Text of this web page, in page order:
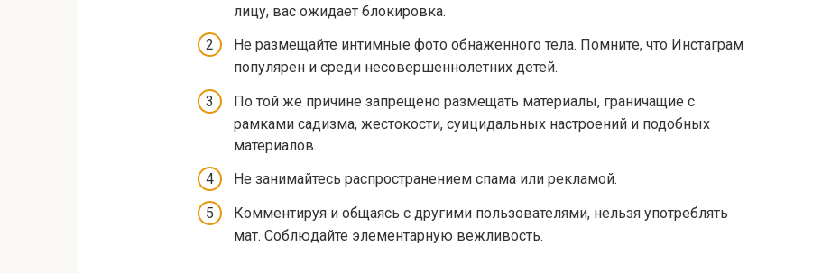
лицу, вас ожидает блокировка.
Не размещайте интимные фото обнаженного тела. Помните, что Инстаграм
популярен и среди несовершеннолетних детей.
По той же причине запрещено размещать материалы, граничащие с
рамками садизма, жестокости, суицидальных настроений и подобных
материалов.
Не занимайтесь распространением спама или рекламой.
Комментируя и общаясь с другими пользователями, нельзя употреблять
мат. Соблюдайте элементарную вежливость.